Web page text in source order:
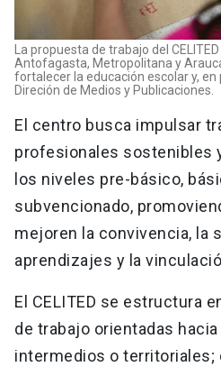
La propuesta de trabajo del
Antofagasta, Metropolitana y
fortalecer la educación escolar y, en
Direción de Medios y Publicaciones.
El centro busca impulsar
profesionales sostenibles
los niveles pre-básico,
subvencionado,
mejoren la convivencia, la
aprendizajes y la
El CELITED se estructura
de trabajo orientadas
intermedios o